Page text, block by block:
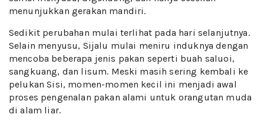
menunjukkan gerakan mandiri.
Sedikit perubahan mulai terlihat pada hari selanjutnya.
Selain menyusu, Sijalu mulai meniru induknya dengan
mencoba beberapa jenis pakan seperti buah saluoi,
sangkuang, dan lisum. Meski masih sering kembali ke
pelukan Sisi, momen-momen kecil ini menjadi awal
proses pengenalan pakan alami untuk orangutan muda
di alam liar.